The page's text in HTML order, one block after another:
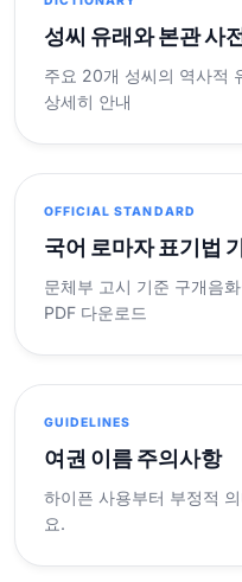
성씨 유래와 본관 사
주요 20개 성씨의 역사적
상세히 안내
OFFICIAL STANDARD
국어 로마자 표기법
문체부 고시 기준 구개음
PDF 다운로드
GUIDELINES
여권 이름 주의사항
하이픈 사용부터 부정적
요.